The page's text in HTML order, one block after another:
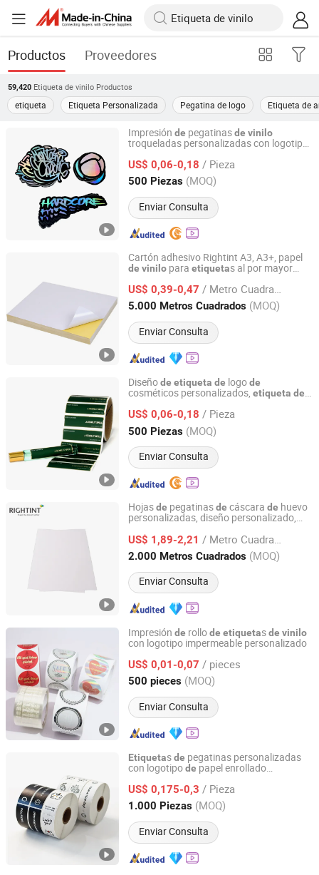
Productos Proveedores
59,420 Etiqueta de vinilo Productos
etiqueta Etiqueta Personalizada Pegatina de logo Etiqueta de
Impresión de pegatinasde vinilo
troqueladas personalizadas con logotipo
US$ 0,06-0,18 / Pieza
500 Piezas (MOQ)
Enviar Consulta
Shenzhen Huaxinmei Printing Co., Ltd.
Guangdong, China Desde 2024
Cartón adhesivo Rightint A3, A3+, papel
de vinilo para etiquetas al por mayor
US$ 0,39-0,47 / Metro Cuadrado
5.000 Metros Cuadrados (MOQ)
Enviar Consulta
Shanghai Rightint Industrial (Group) Co., Ltd.
Shanghai, China Desde 2022
Diseñode etiqueta de logode
cosméticos personalizados, etiqueta de
cuidadodela piel
US$ 0,06-0,18 / Pieza
500 Piezas (MOQ)
Enviar Consulta
Shenzhen Huaxinmei Printing Co., Ltd.
Guangdong, China Desde 2024
Hojasde pegatinasde cáscara de huevo
personalizadas, diseño personalizado,
dehuevo
US$ 1,89-2,21 / Metro Cuadrado
2.000 Metros Cuadrados (MOQ)
Enviar Consulta
Shanghai Rightint Industrial (Group) Co., Ltd.
Shanghai, China Desde 2022
Impresión de rollode etiquetasde vinilo
con logotipo impermeable personalizado
US$ 0,01-0,07 / pieces
500 pieces (MOQ)
Enviar Consulta
Beijing Giant Age Network Sci-Tech Co., Ltd.
Beijing, China Desde 2025
Etiquetasde pegatinas personalizadas
con logotipode papel enrollado
US$ 0,175-0,3 / Pieza
1.000 Piezas (MOQ)
Enviar Consulta
Suzhou Guanhua Paper Factory
Jiangsu, China Desde 2007